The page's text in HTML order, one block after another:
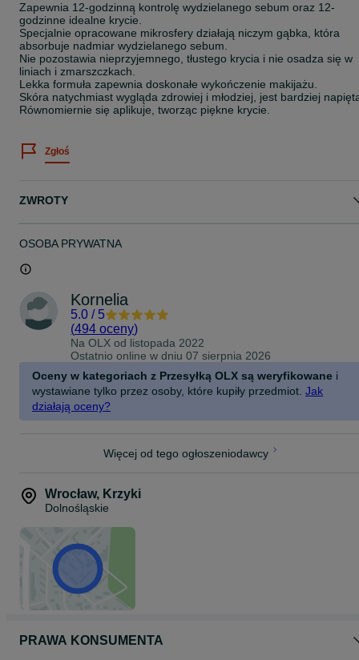
Zapewnia 12-godzinną kontrolę wydzielanego sebum oraz 12-
godzinne idealne krycie.
Specjalnie opracowane mikrosfery działają niczym gąbka, która
absorbuje nadmiar wydzielanego sebum.
Nie pozostawia nieprzyjemnego, tłustego krycia i nie osadza się w
liniach i zmarszczkach.
Lekka formuła zapewnia doskonałe wykończenie makijażu.
Skóra natychmiast wygląda zdrowiej i młodziej, jest bardziej
Równomiernie się aplikuje, tworząc piękne krycie.
Zgłoś
ZWROTY
OSOBA PRYWATNA
Kornelia
5.0 / 5
(494 oceny)
Na OLX od listopada 2022
Ostatnio online w dniu 07 sierpnia 2026
Oceny w kategoriach z Przesyłką OLX są weryfikowane i
wystawiane tylko przez osoby, które kupiły przedmiot. Jak
działają oceny?
Więcej od tego ogłoszeniodawcy
Wrocław, Krzyki
Dolnośląskie
PRAWA KONSUMENTA